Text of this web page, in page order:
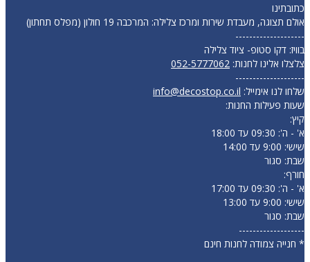
כתובתינו
אולם תצוגה, מעבדת שירות ומרכז צלילה: המרכבה 19 חולון (מפלס תחתון)
--------------------
בוויז: דקו סטופ- ציוד צלילה
צלצלו אלינו לחנות: 052-5777062
--------------------
שלחו לנו אימייל: info@decostop.co.il
שעות פעילות החנות:
קיץ:
א' - ה': 09:30 עד 18:00
שישי: 9:00 עד 14:00
שבת: סגור
חורף:
א' - ה': 09:30 עד 17:00
שישי: 9:00 עד 13:00
שבת: סגור
-------------------
* חנייה צמודה לחנות חינם